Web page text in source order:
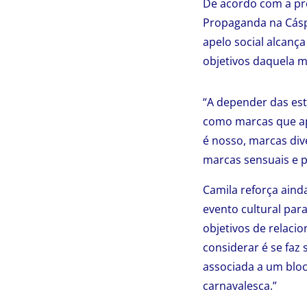
De acordo com a
Propaganda na
apelo social
objetivos daquela
“A depender das
como marcas que
é nosso, marcas
marcas sensuais e
Camila reforça
evento cultural
objetivos de
considerar é se faz
associada a um
carnavalesca.”